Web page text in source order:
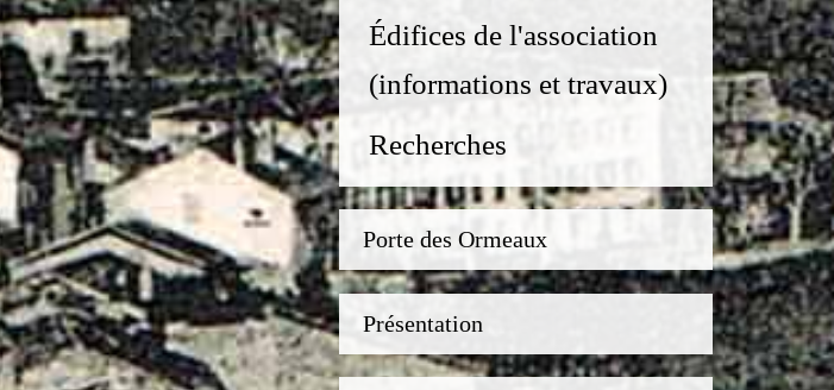
Édifices de l'association
(informations et travaux)
Recherches
Porte des Ormeaux
Présentation